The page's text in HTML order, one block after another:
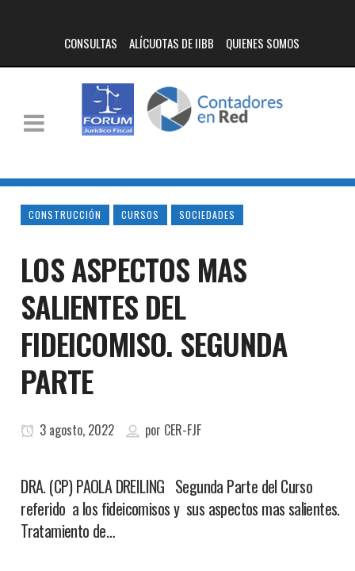
CONSULTAS ALÍCUOTAS DE IIBB QUIENES SOMOS
CONSTRUCCIÓN CURSOS SOCIEDADES
LOS ASPECTOS MAS
SALIENTES DEL
FIDEICOMISO. SEGUNDA
PARTE
3 agosto, 2022 por CER-FJF
DRA. (CP) PAOLA DREILING Segunda Parte del Curso
referido a los fideicomisos y sus aspectos mas salientes.
Tratamiento de…